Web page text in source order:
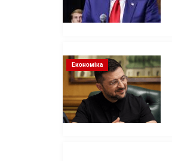
Економіка